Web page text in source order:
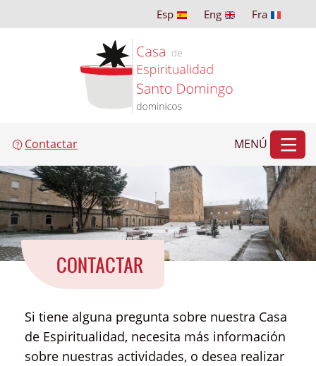
Esp Eng Fra
Contactar MENÚ
CONTACTAR
Si tiene alguna pregunta sobre nuestra Casa
de Espiritualidad, necesita más información
sobre nuestras actividades, o desea realizar